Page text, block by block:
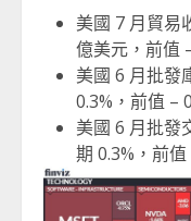
美國 7 月貿易
億美元，前值
美國 6 月批發
0.3%，前值 –
美國 6 月批發
期 0.3%，前值